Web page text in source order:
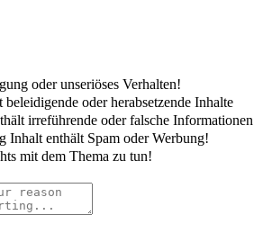
oder unseriöses Verhalten!
beleidigende oder herabsetzende Inhalte
irreführende oder falsche Informationen
Inhalt enthält Spam oder Werbung!
mit dem Thema zu tun!